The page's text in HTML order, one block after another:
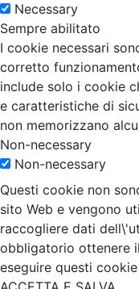
Necessary
Sempre abilitato
I cookie necessari
corretto
include solo i cookie
e caratteristiche di
non memorizzano
Non-necessary
Non-necessary
Questi cookie non
sito Web e vengono
raccogliere dati
obbligatorio ottenere
eseguire questi